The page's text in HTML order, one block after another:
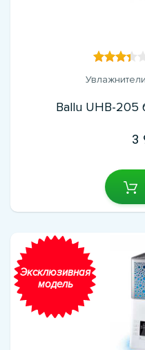
Ballu UHB-
3
Эксклюзивная
модель